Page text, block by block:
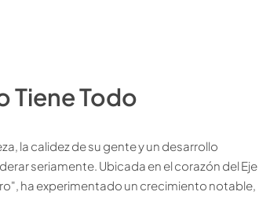
Tiene Todo
la calidez de su gente y un desarrollo
seriamente. Ubicada en el corazón del Eje
ha experimentado un crecimiento notable,